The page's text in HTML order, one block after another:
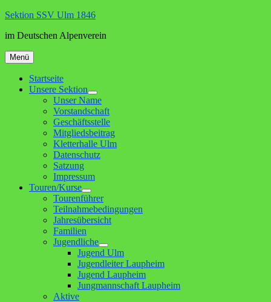
Zum
springen
Sektion SSV Ulm 1846
im Deutschen Alpenverein
Menü
Startseite
Unsere Sektion
Untermenü
anzeigen
Unser Name
Vorstandschaft
Geschäftsstelle
Mitgliedsbeitrag
Kletterhalle Ulm
Datenschutz
Satzung
Impressum
Touren/Kurse
Untermenü
anzeigen
Tourenführer
Teilnahmebedingungen
Jahresübersicht
Familien
Jugendliche
Untermenü
anzeigen
Jugend Ulm
Jugendleiter Laupheim
Jugend Laupheim
Jungmannschaft Laupheim
Aktive